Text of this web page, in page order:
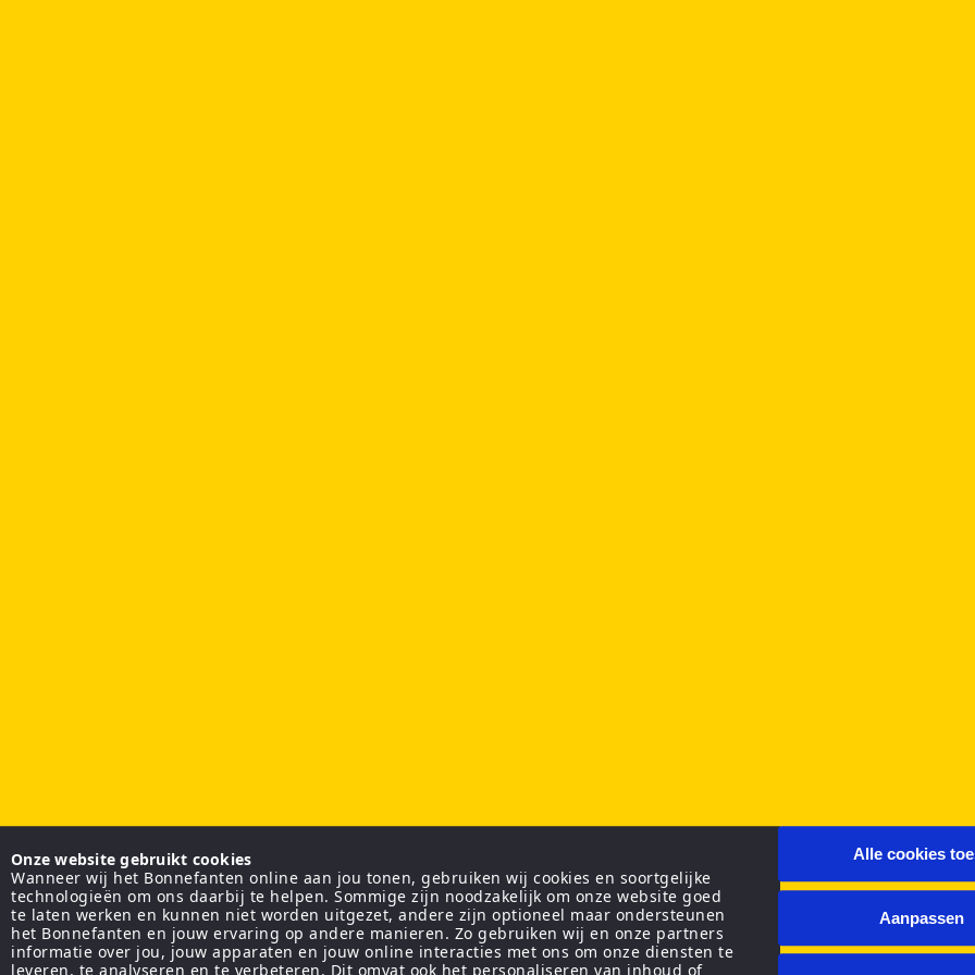
Onze website gebruikt cookies
Wanneer wij het Bonnefanten online aan jou tonen, gebruiken wij cookies en soortgelijke
technologieën om ons daarbij te helpen. Sommige zijn noodzakelijk om onze website goed
te laten werken en kunnen niet worden uitgezet, andere zijn optioneel maar ondersteunen
het Bonnefanten en jouw ervaring op andere manieren. Zo gebruiken wij en onze partners
informatie over jou, jouw apparaten en jouw online interacties met ons om onze diensten te
leveren, te analyseren en te verbeteren. Dit omvat ook het personaliseren van inhoud of
Alle cookies
Aanpassen